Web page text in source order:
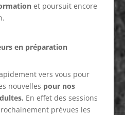
et poursuit encore
en préparation
vers vous pour
nouvelles pour nos
En effet des sessions
prévues les